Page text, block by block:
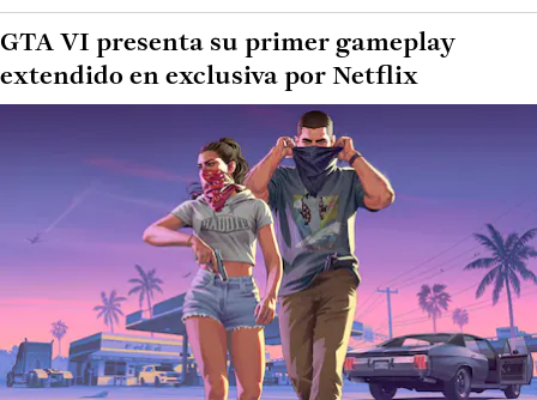
GTA VI presenta su primer gameplay
extendido en exclusiva por Netflix